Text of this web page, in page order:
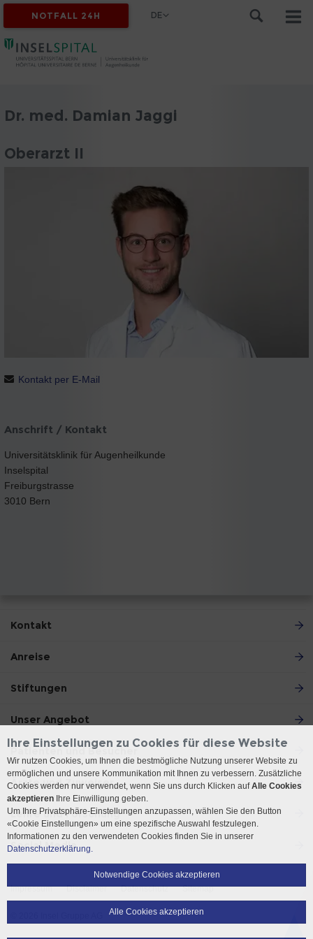
NOTFALL 24H DE
Dr. med. Damian Jaggi
Oberarzt II
Kontakt per E-Mail
Anschrift / Kontakt
Universitätsklinik für Augenheilkunde
Inselspital
Freiburgstrasse
3010 Bern
Kontakt
Anreise
Stiftungen
Unser Angebot
Patienten und Besucher
Ärzte und Zuweiser
Lehre und Forschung
Social Media
Impressum Disclaimer Datenschutz Sitemap
Ihre Einstellungen zu Cookies für diese Website
Wir nutzen Cookies, um Ihnen die bestmögliche Nutzung unserer Website zu
ermöglichen und unsere Kommunikation mit Ihnen zu verbessern. Zusätzliche
Cookies werden nur verwendet, wenn Sie uns durch Klicken aufAlle Cookies
akzeptieren Ihre Einwilligung geben.
Um Ihre Privatsphäre-Einstellungen anzupassen, wählen Sie den Button
«Cookie Einstellungen» um eine spezifische Auswahl festzulegen.
Informationen zu den verwendeten Cookies finden Sie in unserer
Datenschutzerklärung.
Notwendige Cookies akzeptieren
Alle Cookies akzeptieren